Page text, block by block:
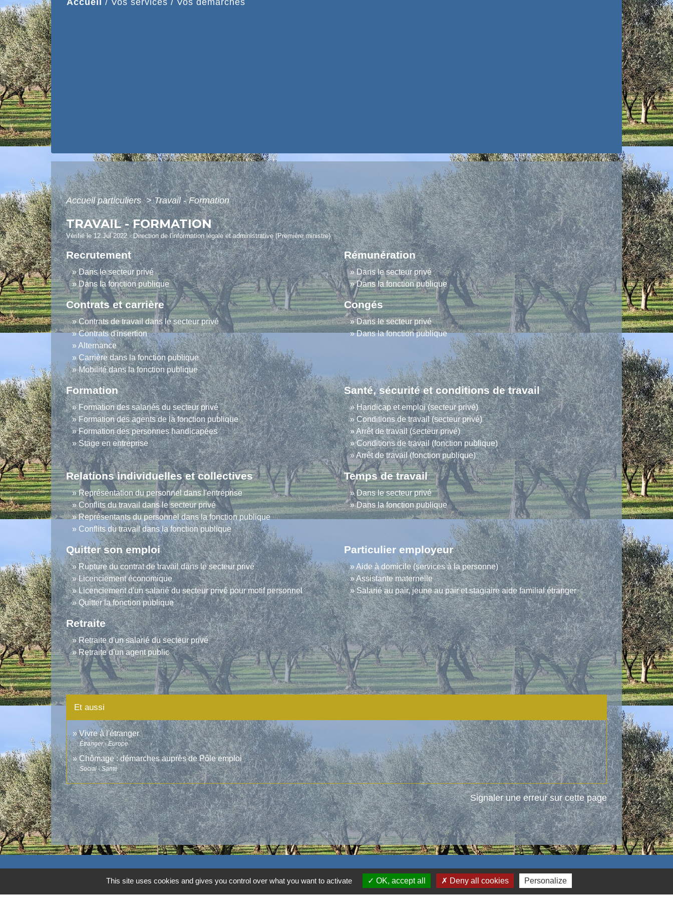
Accueil / Vos services / Vos démarches
Accueil particuliers> Travail - Formation
TRAVAIL - FORMATION
Vérifié le 12 Jul 2022 - Direction de l'information légale et administrative (Première ministre)
Recrutement
Dans le secteur privé
Dans la fonction publique
Rémunération
Dans le secteur privé
Dans la fonction publique
Contrats et carrière
Contrats de travail dans le secteur privé
Contrats d'insertion
Alternance
Carrière dans la fonction publique
Mobilité dans la fonction publique
Congés
Dans le secteur privé
Dans la fonction publique
Formation
Formation des salariés du secteur privé
Formation des agents de la fonction publique
Formation des personnes handicapées
Stage en entreprise
Santé, sécurité et conditions de travail
Handicap et emploi (secteur privé)
Conditions de travail (secteur privé)
Arrêt de travail (secteur privé)
Conditions de travail (fonction publique)
Arrêt de travail (fonction publique)
Relations individuelles et collectives
Représentation du personnel dans l'entreprise
Conflits du travail dans le secteur privé
Représentants du personnel dans la fonction publique
Conflits du travail dans la fonction publique
Temps de travail
Dans le secteur privé
Dans la fonction publique
Quitter son emploi
Rupture du contrat de travail dans le secteur privé
Licenciement économique
Licenciement d'un salarié du secteur privé pour motif personnel
Quitter la fonction publique
Particulier employeur
Aide à domicile (services à la personne)
Assistante maternelle
Salarié au pair, jeune au pair et stagiaire aide familial étranger
Retraite
Retraite d'un salarié du secteur privé
Retraite d'un agent public
Et aussi
Vivre à l'étranger
Étranger - Europe
Chômage : démarches auprès de Pôle emploi
Social - Santé
Signaler une erreur sur cette page
ContactsThis site uses cookies and gives you control over what you want to activate OK, accept all Deny all cookies Personalize